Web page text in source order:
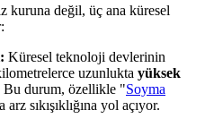
kuruna değil, üç ana küresel
Küresel teknoloji devlerinin
uzunlukta yüksek
Bu durum, özellikle "Soyma
sıkışıklığına yol açıyor.